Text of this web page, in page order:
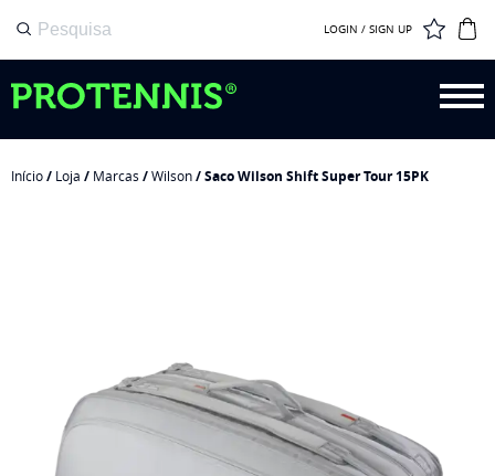
LOGIN / SIGN UP
Início/ Loja / Marcas /Wilson/ Saco Wilson Shift Super Tour 15PK